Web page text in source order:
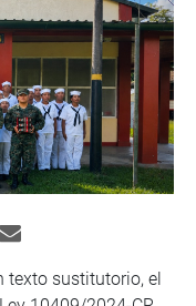
texto sustitutorio, el